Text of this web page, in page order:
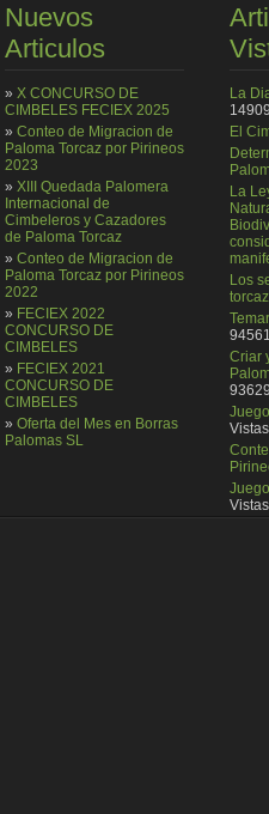
Nuevos
Articulos
» X CONCURSO DE
CIMBELES FECIEX 2025
» Conteo de Migracion de
Paloma Torcaz por Pirineos
2023
» XIII Quedada Palomera
Internacional de
Cimbeleros y Cazadores
de Paloma Torcaz
» Conteo de Migracion de
Paloma Torcaz por Pirineos
2022
» FECIEX 2022
CONCURSO DE
CIMBELES
» FECIEX 2021
CONCURSO DE
CIMBELES
» Oferta del Mes en Borras
Palomas SL
La
El
La
Los
torcaz
Criar
Vistas
Vistas